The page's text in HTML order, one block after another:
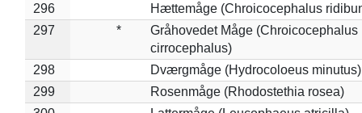
296
Hættemåge (Chroicocephalus
297
*
Gråhovedet Måge (Chroicocephalus
cirrocephalus)
298
Dværgmåge (Hydrocoloeus minutus)
299
Rosenmåge (Rhodostethia rosea)